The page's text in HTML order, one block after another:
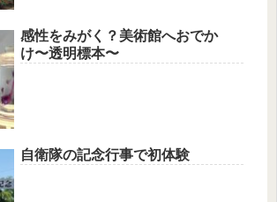
感性をみがく？美術館へおでか
け〜透明標本〜
自衛隊の記念行事で初体験